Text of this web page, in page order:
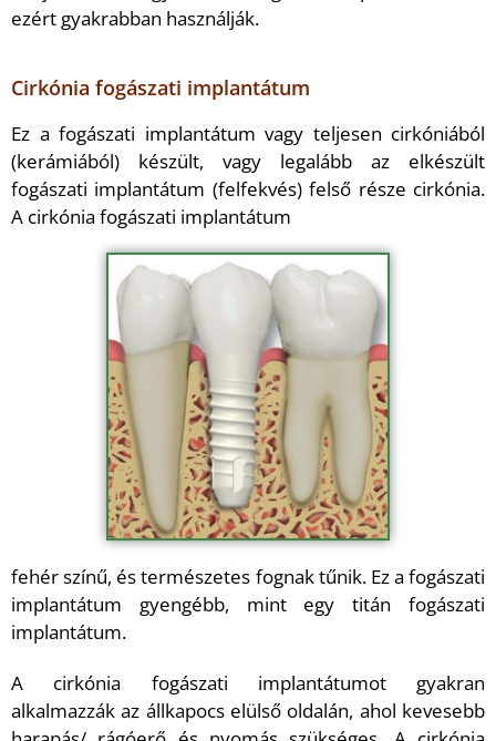
ezért gyakrabban használják.
Cirkónia fogászati implantátum
Ez a fogászati implantátum vagy teljesen cirkóniából
(kerámiából) készült, vagy legalább az elkészült
fogászati implantátum (felfekvés) felső része cirkónia.
A cirkónia fogászati implantátum
fehér színű, és természetes fognak tűnik. Ez a fogászati
implantátum gyengébb, mint egy titán fogászati
implantátum.
A cirkónia fogászati implantátumot gyakran
alkalmazzák az állkapocs elülső oldalán, ahol kevesebb